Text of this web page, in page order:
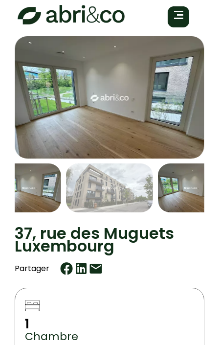
37, rue des Muguets
Luxembourg
Partager
1
Chambre